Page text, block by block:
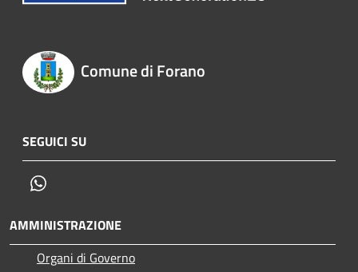
Comune di Forano
SEGUICI SU
AMMINISTRAZIONE
Organi di Governo